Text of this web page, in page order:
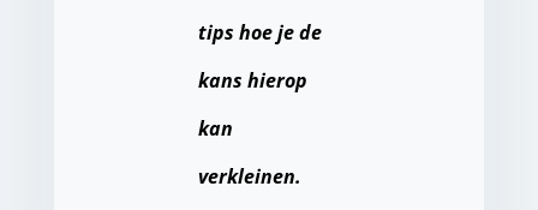
tips hoe je de
kans hierop
kan
verkleinen.